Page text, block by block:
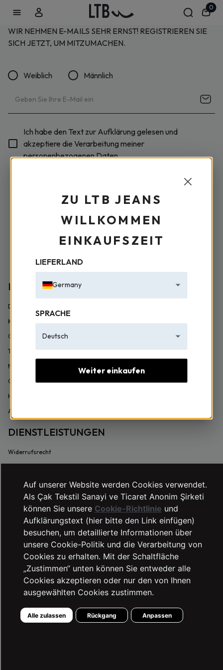
0
WIR NEHMEN E-MAILS SEHR ERNST! REGISTRIEREN SIE
SICH JETZT, UM MITZUMACHEN.
Weiblich Männlich
Ich habe den Text zur Aufklärung gelesen und
akzeptiere die Verarbeitung meiner
personenbezogenen Daten.
LTB Jeans
Deine Reklamentionen und Vorschläge
Kontaktinformationen
Geistiges und gewerbliches Eigentum
Transaktionsleitfaden
Nachhaltigkeit
Garantieverfahren
Häufig Gestellte Fragen
Antragsformular Für Händler
DIENSTLEISTUNGEN
Widerrufsrecht
Vorabinformationsbescheinigung
Fernabsatzvertrag
MEIN KONTO
Meine Bestellungen
Meine Favoritenliste
LTB SUPPORT
Kontaktformular
ZU LTB JEANS
WILLKOMMEN
EINKAUFSZEIT
LIEFERLAND
Germany
SPRACHE
Deutsch
Weiter einkaufen
Auf unserer Website werden Cookies verwendet.
Als Çak Tekstil Sanayi ve Ticaret Anonim Şirketi
können Sie unsere Cookie-Richtlinie und
Aufklärungstext (hier bitte den Link einfügen)
besuchen, um detaillierte Informationen über
unsere Cookie-Politik und die Verarbeitung von
Cookies zu erhalten. Mit der Schaltfläche
„Zustimmen“ unten können Sie entweder alle
Cookies akzeptieren oder nur den von Ihnen
ausgewählten Cookies zustimmen.
Alle zulassen Rückgang Anpassen